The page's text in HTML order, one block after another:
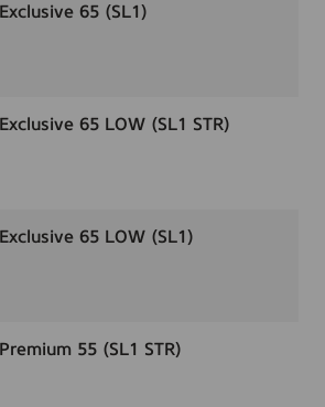
65 (SL1)
65 LOW (SL1 STR)
65 LOW (SL1)
55 (SL1 STR)